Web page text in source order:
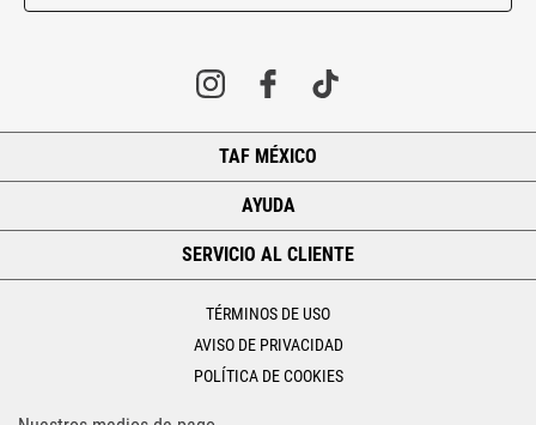
TAF MÉXICO
AYUDA
SERVICIO AL CLIENTE
TÉRMINOS DE USO
AVISO DE PRIVACIDAD
POLÍTICA DE COOKIES